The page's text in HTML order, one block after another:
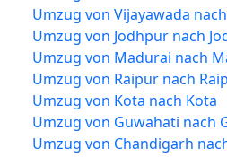
Umzug von Vijayawada
Umzug von Jodhpur nach
Umzug von Madurai nach
Umzug von Raipur nach
Umzug von Kota nach Kota
Umzug von Guwahati nach
Umzug von Chandigarh